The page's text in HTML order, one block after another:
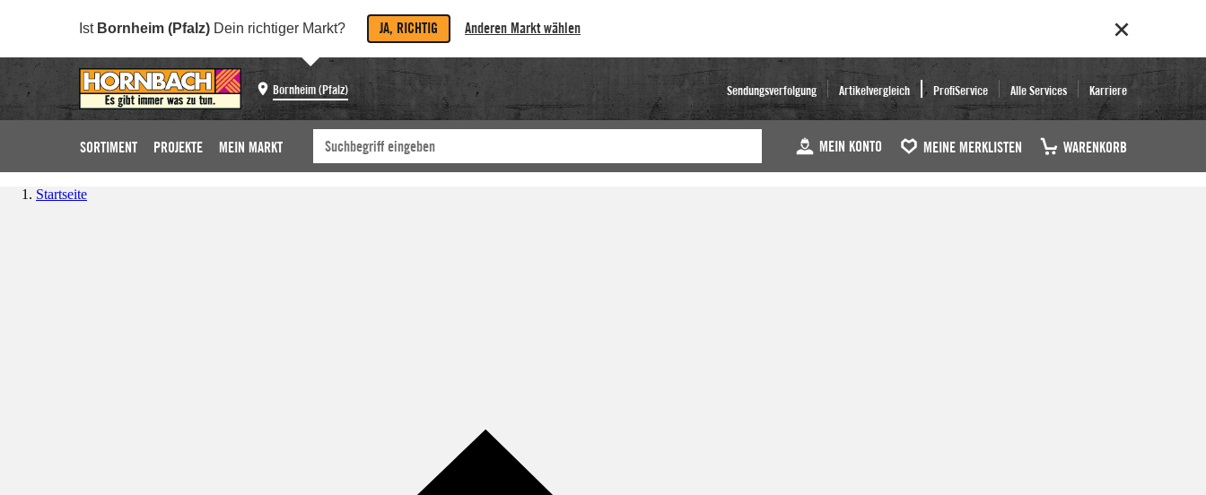
Ist Bornheim (Pfalz) Dein richtiger Markt? JA, RICHTIG Anderen Markt wählen
Bornheim (Pfalz) Sendungsverfolgung Artikelvergleich ProfiService Alle Services Karriere
SORTIMENT PROJEKTE MEIN MARKT MEIN KONTO MEINE MERKLISTEN WARENKORB
Startseite